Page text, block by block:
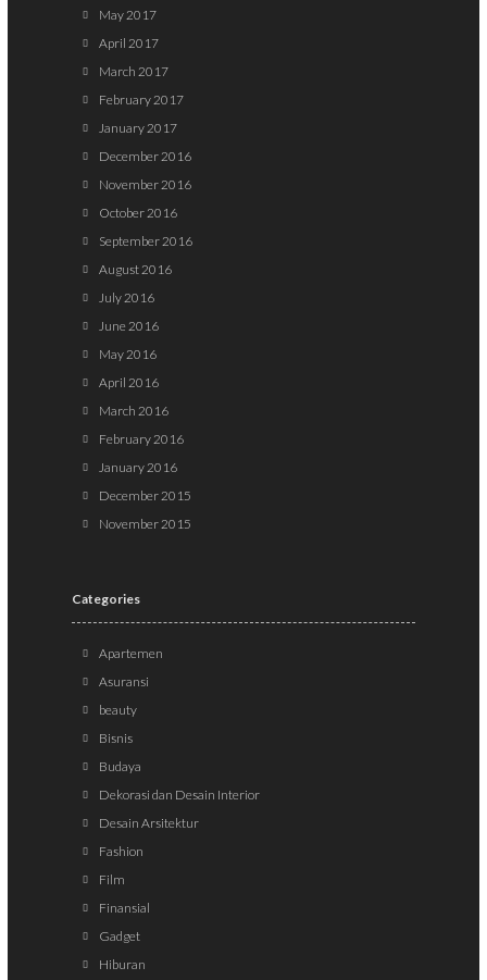
May 2017
April 2017
March 2017
February 2017
January 2017
December 2016
November 2016
October 2016
September 2016
August 2016
July 2016
June 2016
May 2016
April 2016
March 2016
February 2016
January 2016
December 2015
November 2015
Categories
Apartemen
Asuransi
beauty
Bisnis
Budaya
Dekorasi dan Desain Interior
Desain Arsitektur
Fashion
Film
Finansial
Gadget
Hiburan